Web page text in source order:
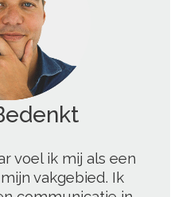
';
voel ik mij als een
vakgebied. Ik